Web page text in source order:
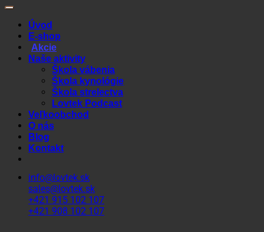
Úvod
E-shop
Akcie
Naše aktivity
Škola vábenia
Škola kynológie
Škola strelectva
Lovtek Podcast
Veľkoobchod
O nás
Blog
Kontakt
info@lovtek.sk
sales@lovtek.sk
+421 915 102 107
+421 908 102 107